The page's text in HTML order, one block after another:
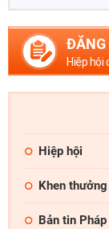
ĐĂNG
Hiệp hội
Hiệp hội
Khen thưởng
Bản tin